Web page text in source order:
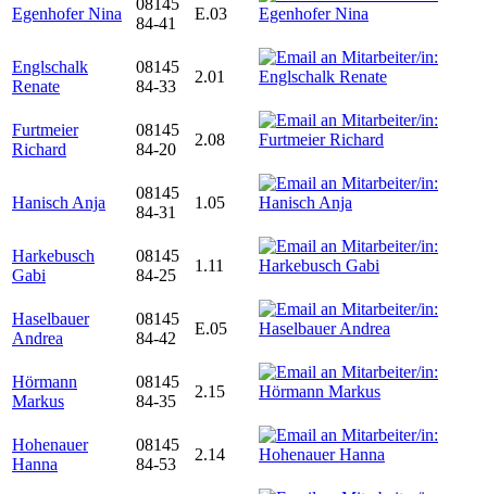
Egenhofer Nina
08145
84-41
E.03
Englschalk
Renate
08145
84-33
2.01
Furtmeier
Richard
08145
84-20
2.08
Hanisch Anja
08145
84-31
1.05
Harkebusch
Gabi
08145
84-25
1.11
Haselbauer
Andrea
08145
84-42
E.05
Hörmann
Markus
08145
84-35
2.15
Hohenauer
Hanna
08145
84-53
2.14